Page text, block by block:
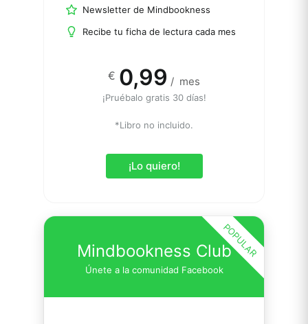
Newsletter de Mindbookness
Recibe tu ficha de lectura cada mes
€ 0,99 / mes
¡Pruébalo gratis 30 días!
*Libro no incluido.
¡Lo quiero!
Mindbookness Club
Únete a la comunidad Facebook
POPULAR